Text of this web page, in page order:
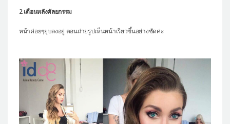
2 เดือนหลังศัลยกรรม
หน้าค่อยๆยุบลงอยู่ ตอนถ่ายรูปเห็นหน้าเรียวขึ้นอย่างชัดค่ะ